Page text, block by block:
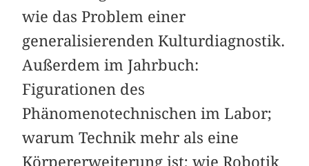
wie das Problem einer
generalisierenden Kulturdiagnostik.
Außerdem im Jahrbuch:
Figurationen des
Phänomenotechnischen im Labor;
warum Technik mehr als eine
Körpererweiterung ist; wie Robotik